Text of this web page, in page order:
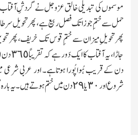
موسموں کی تبدیلی خالق عزوجل نے گردشِ آفتاب
حمل سے ختمِ جوز ا تك فصل ربیع ہے، پھر تحویل
پھر تحویلِ میزان سے ختمِ قوس تك خریف، پھر
جاڑا،
دن کے قریب ہُوا پُورا ہوتاہے۔ اور عربی شرعی
شروع اور ٣٠یا ٢٩ دن میں ختم ہوتے ہیں۔ یہ بارہ